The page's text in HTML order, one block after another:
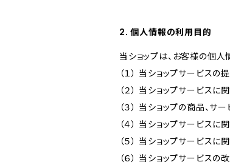
2. 個人情報の利用目的
当ショップは、お客様の個人
（１） 当ショップサービスの
（２） 当ショップサービス
（３） 当ショップの商品、サ
（４） 当ショップサービス
（５） 当ショップサービス
（６） 当ショップサービス